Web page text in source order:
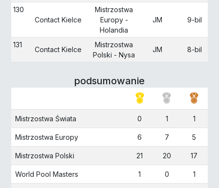
130
Contact Kielce
Mistrzostwa
Europy -
Holandia
JM 9-bil
131
Contact Kielce
Mistrzostwa
Polski - Nysa
JM 8-bil
podsumowanie
Mistrzostwa Świata 0 1 1
Mistrzostwa Europy 6 7 5
Mistrzostwa Polski 21 20 17
World Pool Masters 1 0 1